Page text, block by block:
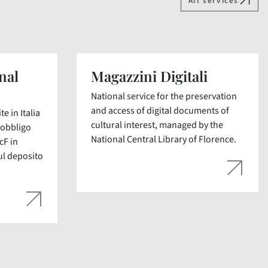
in Italia
in
deposito
Magazzini Digitali
National service for the preservation
and access of digital documents of
cultural interest, managed by the
National Central Library of Florence.